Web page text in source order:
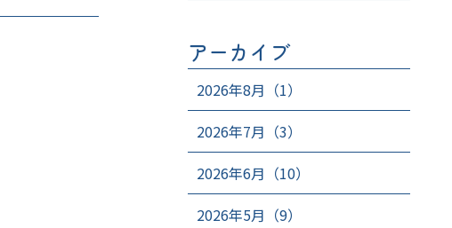
アーカイブ
2026年8月（1）
2026年7月（3）
2026年6月（10）
2026年5月（9）